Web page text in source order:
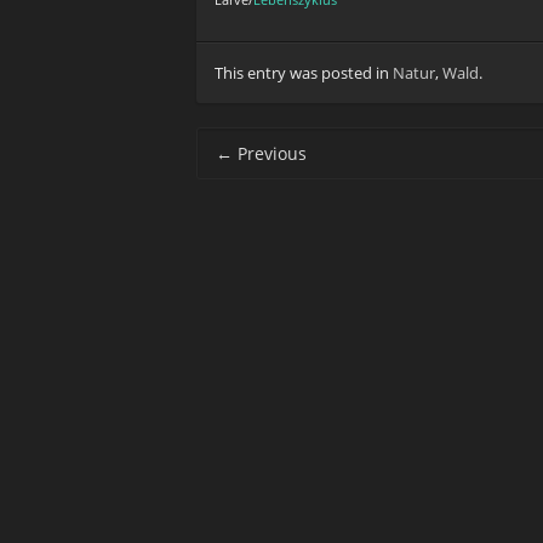
This entry was posted in Natur,Wald.
Post navigation
← Previous